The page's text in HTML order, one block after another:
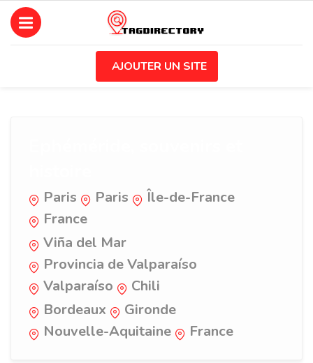
AJOUTER UN SITE
Paris Paris
Île-de-France
France
Viña del Mar
Provincia de Valparaíso
Valparaíso
Chili
Bordeaux
Gironde
Nouvelle-Aquitaine
France